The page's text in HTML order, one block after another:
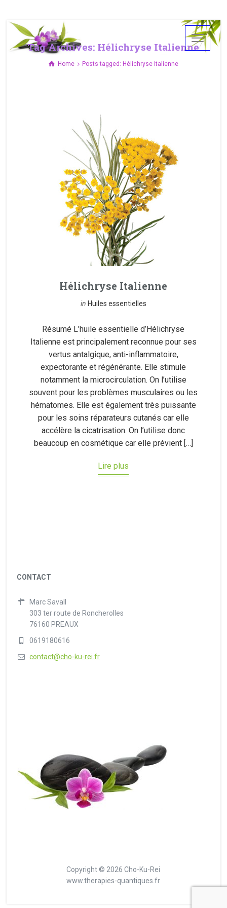
Tag Archives: Hélichryse Italienne
Home Posts tagged: Hélichryse Italienne
Hélichryse Italienne
in Huiles essentielles
Résumé L’huile essentielle d’Hélichryse
Italienne est principalement reconnue pour ses
vertus antalgique, anti-inflammatoire,
expectorante et régénérante. Elle stimule
notamment la microcirculation. On l’utilise
souvent pour les problèmes musculaires ou les
hématomes. Elle est également très puissante
pour les soins réparateurs cutanés car elle
accélère la cicatrisation. On l’utilise donc
beaucoup en cosmétique car elle prévient […]
Lire plus
CONTACT
Marc Savall
303 ter route de Roncherolles
76160 PREAUX
0619180616
contact@cho-ku-rei.fr
Copyright © 2026 Cho-Ku-Rei
www.therapies-quantiques.fr